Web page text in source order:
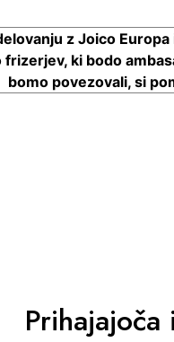
z Joico
frizerjev, ki bodo
bomo povezovali, si